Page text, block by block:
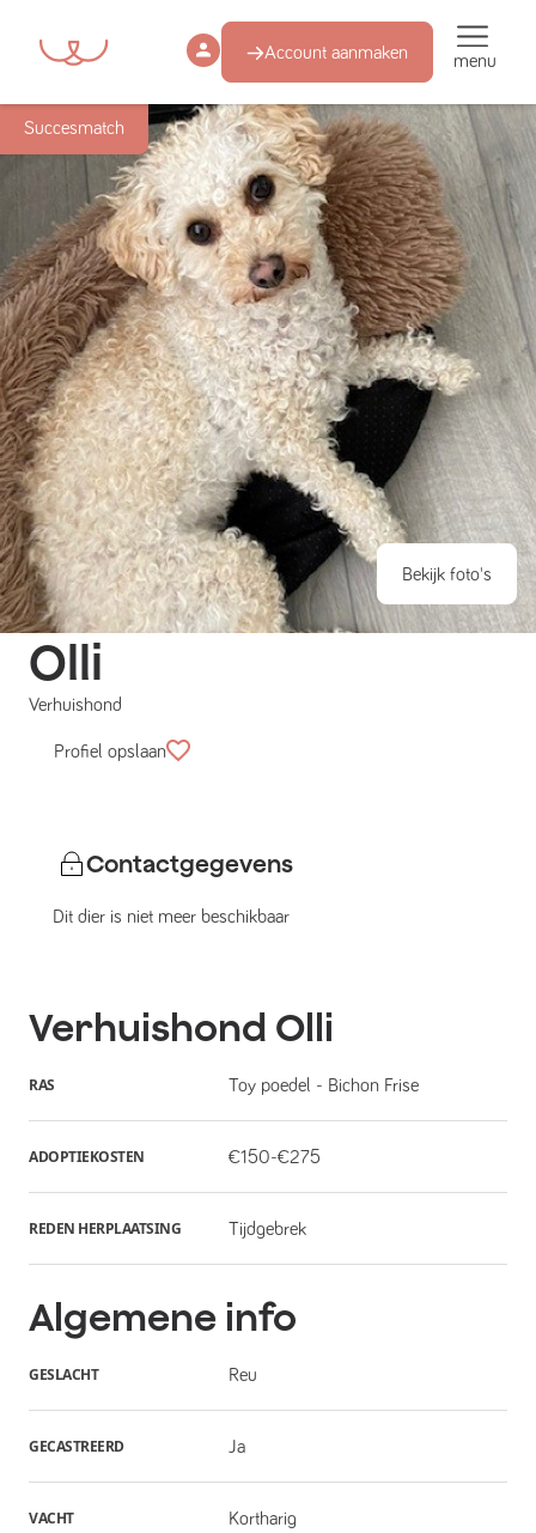
Account aanmaken menu
Succesmatch
Bekijk foto's
Olli
Verhuishond
Profiel opslaan
Contactgegevens
Dit dier is niet meer beschikbaar
Verhuishond Olli
RAS Toy poedel - Bichon Frise
ADOPTIEKOSTEN €150-€275
REDEN HERPLAATSING Tijdgebrek
Algemene info
GESLACHT Reu
GECASTREERD Ja
VACHT Kortharig